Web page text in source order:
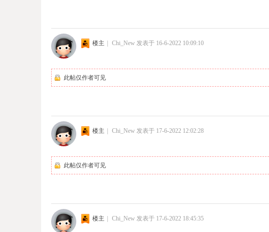
楼主 | Chi_New 发表于 16-6-2022 10:09:10
此帖仅作者可见
楼主 | Chi_New 发表于 17-6-2022 12:02:28
此帖仅作者可见
楼主 | Chi_New 发表于 17-6-2022 18:45:35